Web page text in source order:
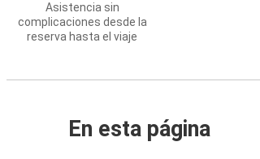
Asistencia sin
complicaciones desde la
reserva hasta el viaje
En esta página